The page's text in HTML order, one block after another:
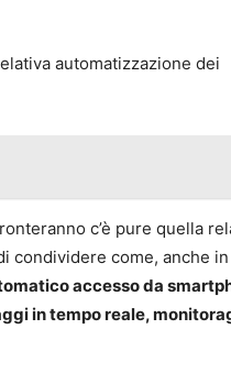
automatizzazione dei
c’è pure quella
condividere come, anche
accesso da
in tempo reale,